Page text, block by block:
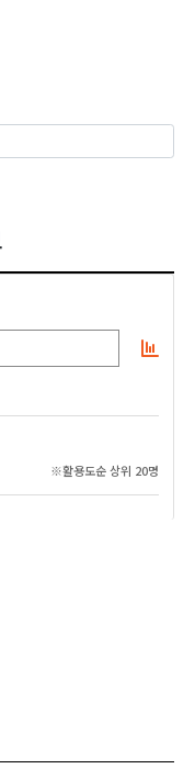
※활용도순 상위 20명